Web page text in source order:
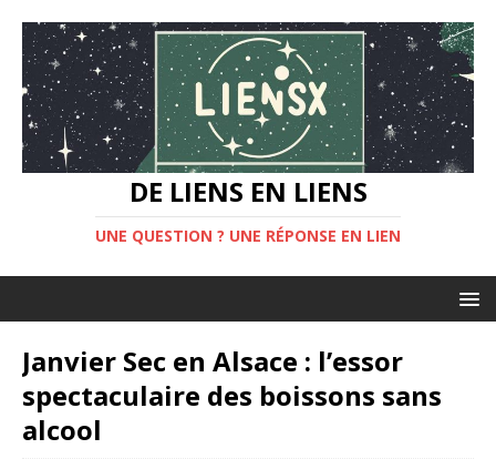
DE LIENS EN LIENS
UNE QUESTION ? UNE RÉPONSE EN LIEN
Janvier Sec en Alsace : l’essor
spectaculaire des boissons sans
alcool